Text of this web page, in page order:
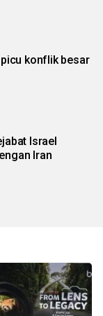
konflik besar
Israel
Iran